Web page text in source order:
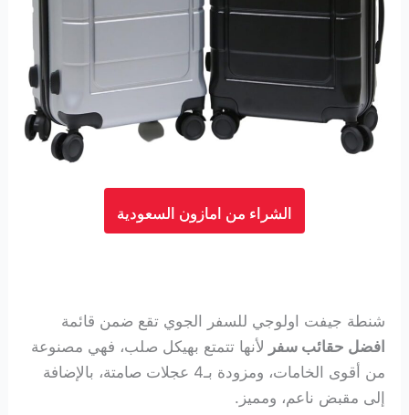
الشراء من امازون السعودية
شنطة جيفت اولوجي للسفر الجوي تقع ضمن قائمة
افضل حقائب سفر لأنها تتمتع بهيكل صلب، فهي مصنوعة
من أقوى الخامات، ومزودة بـ4 عجلات صامتة، بالإضافة
إلى مقبض ناعم، ومميز.